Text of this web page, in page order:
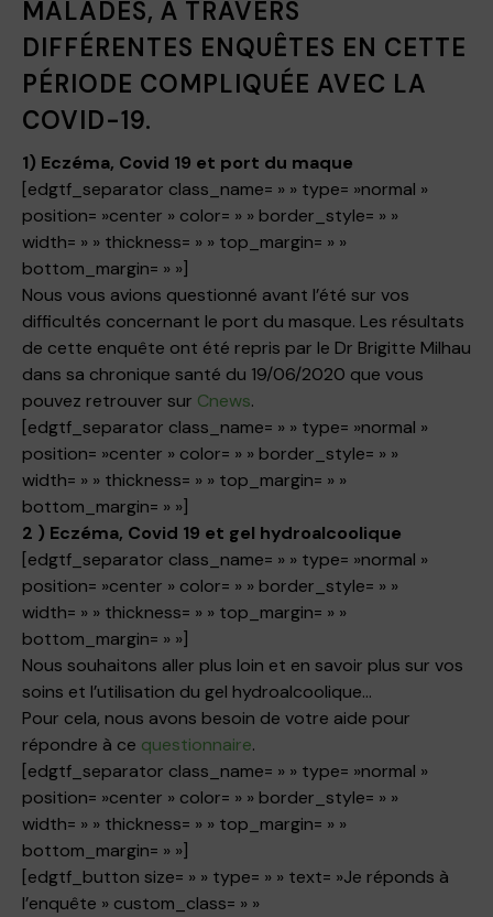
MALADES, À TRAVERS
DIFFÉRENTES ENQUÊTES EN CETTE
PÉRIODE COMPLIQUÉE AVEC LA
COVID-19.
1) Eczéma, Covid 19 et port du maque
[edgtf_separator class_name= » » type= »normal »
position= »center » color= » » border_style= » »
width= » » thickness= » » top_margin= » »
bottom_margin= » »]
Nous vous avions questionné avant l’été sur vos
difficultés concernant le port du masque. Les résultats
de cette enquête ont été repris par le Dr Brigitte Milhau
dans sa chronique santé du 19/06/2020 que vous
pouvez retrouver sur Cnews.
[edgtf_separator class_name= » » type= »normal »
position= »center » color= » » border_style= » »
width= » » thickness= » » top_margin= » »
bottom_margin= » »]
2 ) Eczéma, Covid 19 et gel hydroalcoolique
[edgtf_separator class_name= » » type= »normal »
position= »center » color= » » border_style= » »
width= » » thickness= » » top_margin= » »
bottom_margin= » »]
Nous souhaitons aller plus loin et en savoir plus sur vos
soins et l’utilisation du gel hydroalcoolique…
Pour cela, nous avons besoin de votre aide pour
répondre à ce questionnaire.
[edgtf_separator class_name= » » type= »normal »
position= »center » color= » » border_style= » »
width= » » thickness= » » top_margin= » »
bottom_margin= » »]
[edgtf_button size= » » type= » » text= »Je réponds à
l’enquête » custom_class= » »